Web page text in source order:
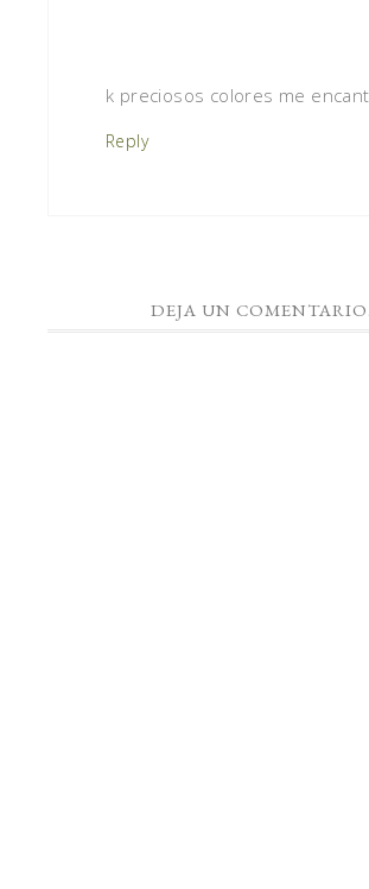
k preciosos colores me
Reply
DEJA UN